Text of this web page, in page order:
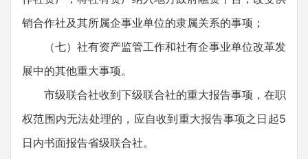
销合作社及其所属企事业单位的隶属关系的事项；
（七）社有资产监管工作和社有企事业单位改革发
展中的其他重大事项。
市级联合社收到下级联合社的重大报告事项，在职
权范围内无法处理的，应自收到重大报告事项之日起5
日内书面报告省级联合社。